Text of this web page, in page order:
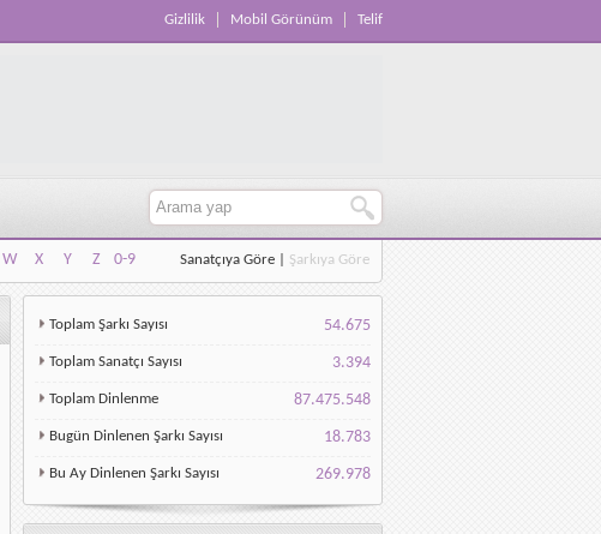
Gizlilik Mobil Görünüm Telif
W X Y Z
0-9
W X Y Z 0-9
Sanatçıya Göre Şarkıya Göre
Toplam Şarkı Sayısı 54.675
Toplam Sanatçı Sayısı 3.394
Toplam Dinlenme 87.475.548
Bugün Dinlenen Şarkı Sayısı 18.783
Bu Ay Dinlenen Şarkı Sayısı 269.978